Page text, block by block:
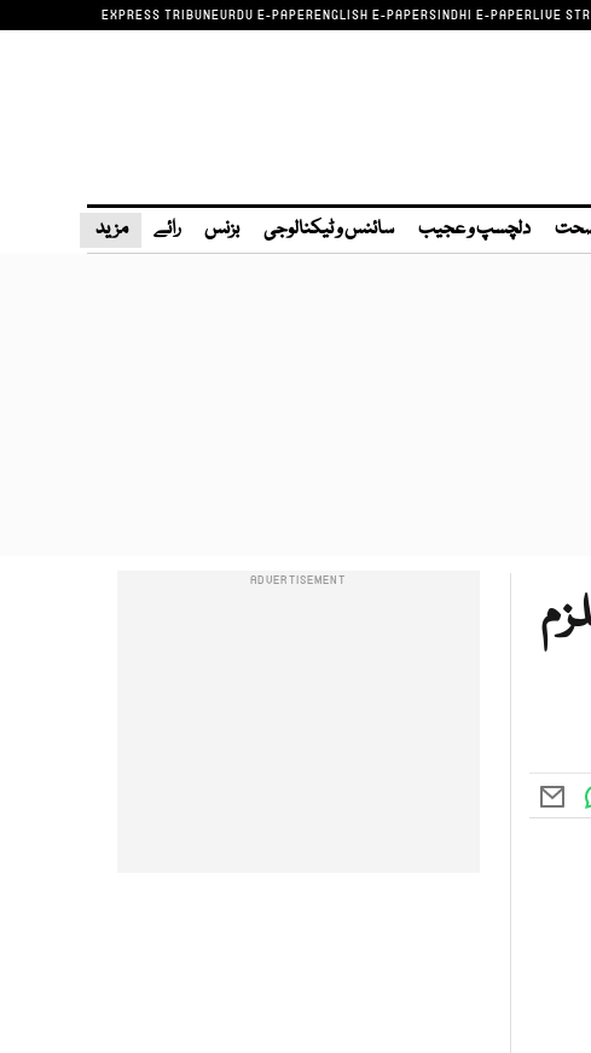
EXPRESS TRIBUNEURDU E-PAPERENGLISH E-PAPERSINDHI E-PAPERLIVE
دلچسپ و عجیب سائنس و ٹیکنالوجی بزنس رائے مزید